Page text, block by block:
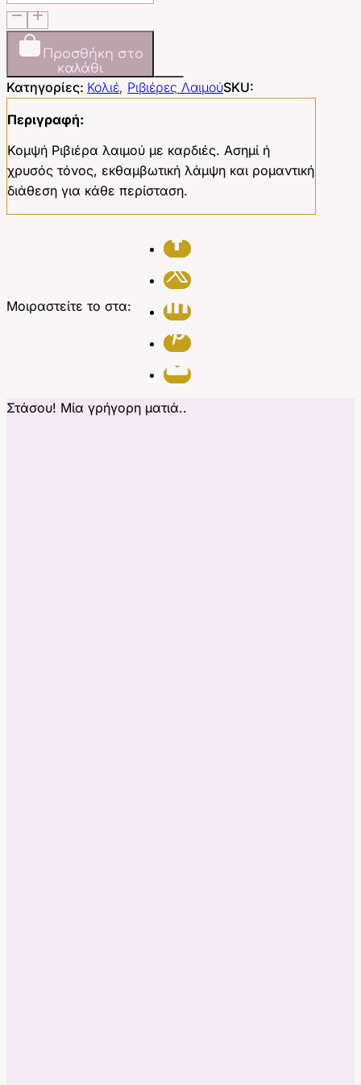
Hearts
Necklace
ποσότηταΠροσθήκη στο
καλάθι
Κατηγορίες: Κολιέ, Ριβιέρες ΛαιμούSKU:
Περιγραφή:
Κομψή Ριβιέρα λαιμού με καρδιές. Ασημί ή
χρυσός τόνος, εκθαμβωτική λάμψη και ρομαντική
διάθεση για κάθε περίσταση.
Μοιραστείτε το στα:
Στάσου! Μία γρήγορη ματιά..